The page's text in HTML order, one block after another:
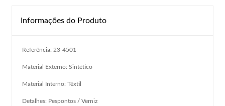
Informações do Produto
Referência: 23-4501
Material Externo: Sintético
Material Interno: Têxtil
Detalhes: Pespontos / Verniz